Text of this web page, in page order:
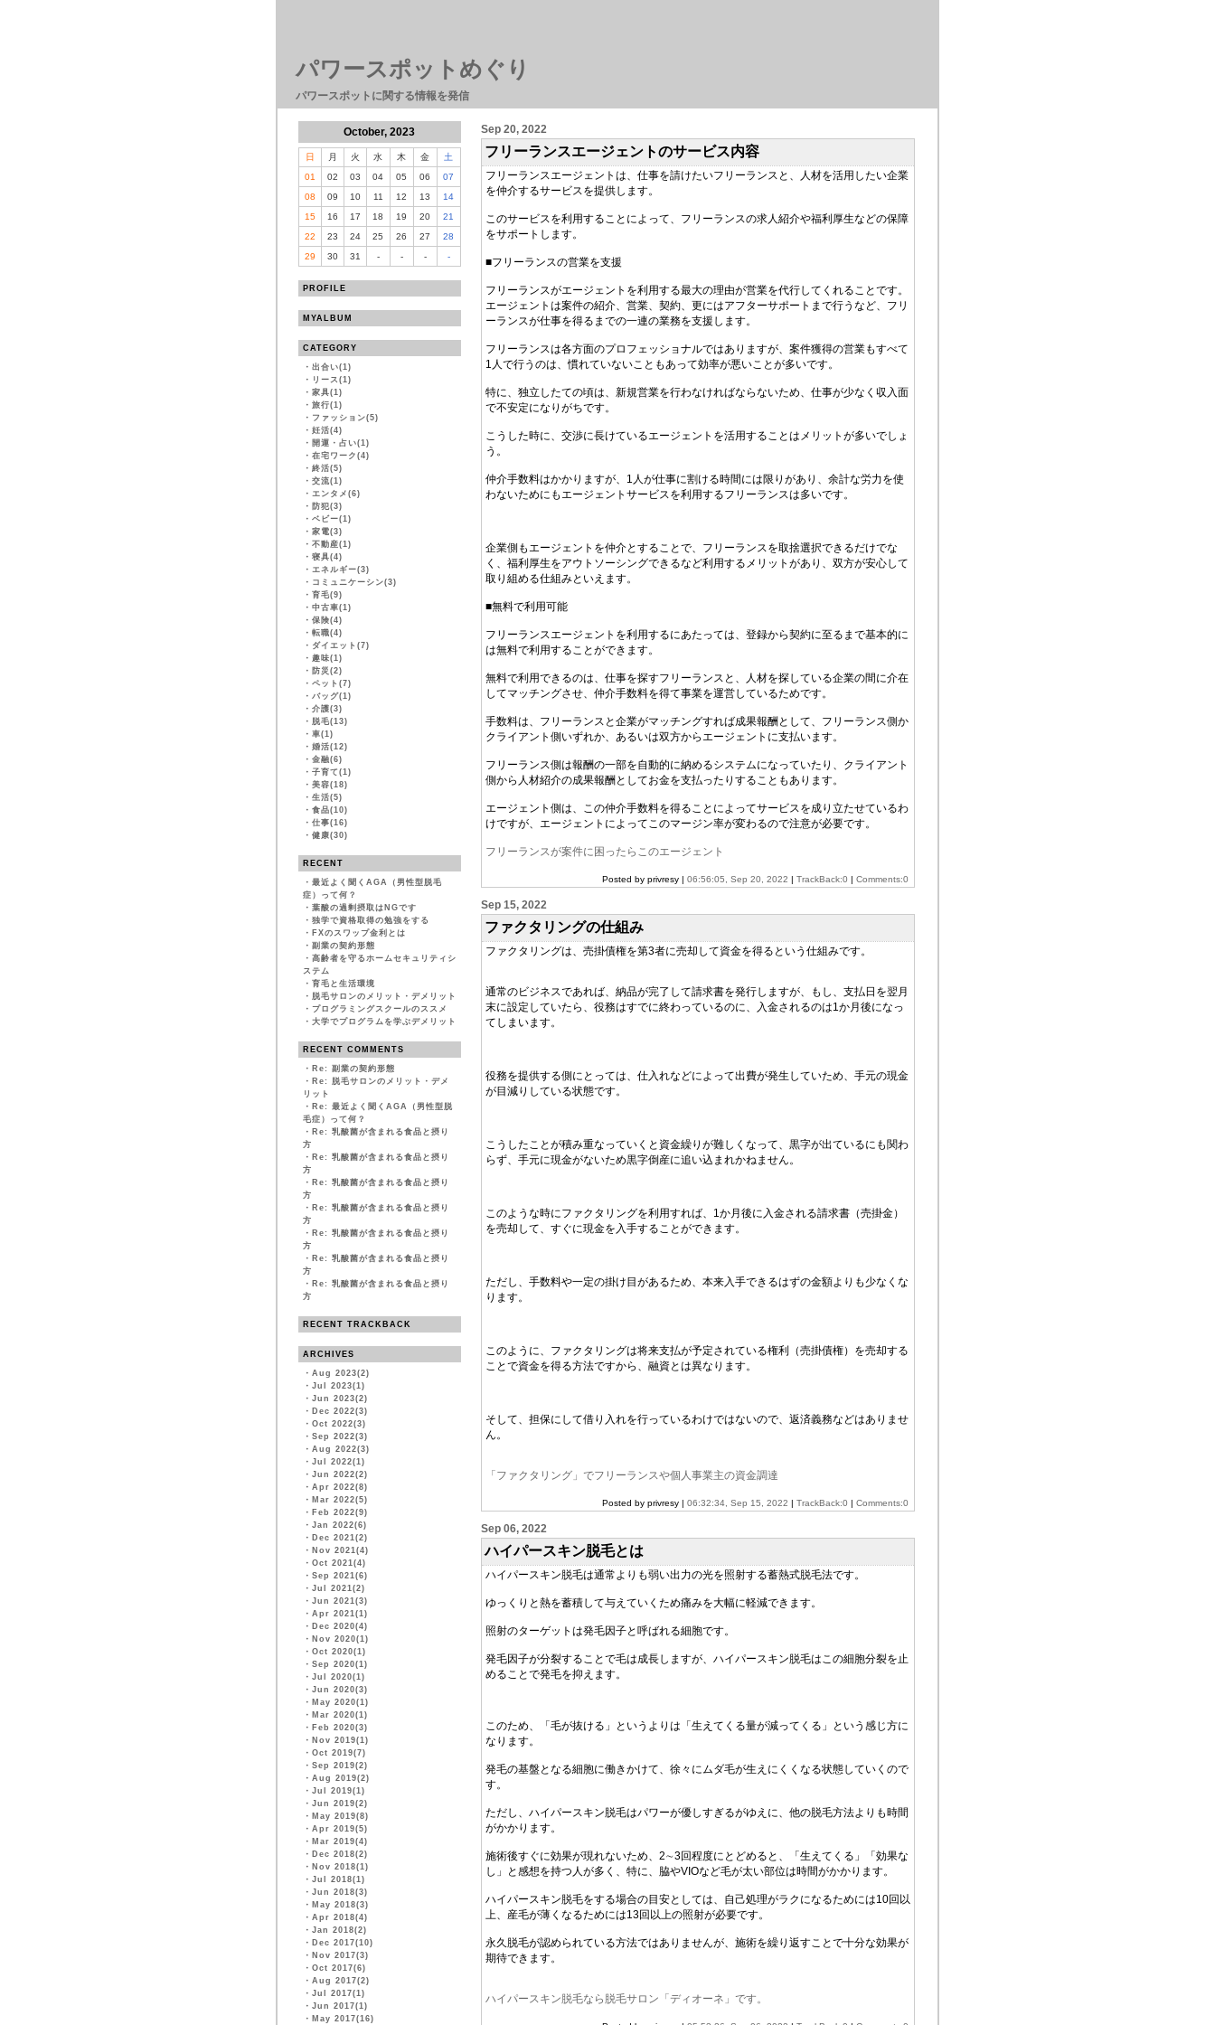
パワースポットめぐり
パワースポットに関する情報を発信
October, 2023
日 月 火 水 木 金
土
01
02 03 04 05 06
07
08
09 10 11 12 13
14
15
16 17 18 19 20
21
22
23 24 25 26 27
28
29
30 31 - - - -
PROFILE
MYALBUM
CATEGORY
・ 出合い(1)
・ リース(1)
・ 家具(1)
・ 旅行(1)
・ ファッション(5)
・ 妊活(4)
・ 開運・占い(1)
・ 在宅ワーク(4)
・ 終活(5)
・ 交流(1)
・ エンタメ(6)
・ 防犯(3)
・ ベビー(1)
・ 家電(3)
・ 不動産(1)
・ 寝具(4)
・ エネルギー(3)
・ コミュニケーシン(3)
・ 育毛(9)
・ 中古車(1)
・ 保険(4)
・ 転職(4)
・ ダイエット(7)
・ 趣味(1)
・ 防災(2)
・ ペット(7)
・ バッグ(1)
・ 介護(3)
・ 脱毛(13)
・ 車(1)
・ 婚活(12)
・ 金融(6)
・ 子育て(1)
・ 美容(18)
・ 生活(5)
・ 食品(10)
・ 仕事(16)
・ 健康(30)
RECENT
・ 最近よく聞くAGA（男性型脱毛
症）って何？
・ 葉酸の過剰摂取はNGです
・ 独学で資格取得の勉強をする
・ FXのスワップ金利とは
・ 副業の契約形態
・ 高齢者を守るホームセキュリティシ
ステム
・ 育毛と生活環境
・ 脱毛サロンのメリット・デメリット
・ プログラミングスクールのススメ
・ 大学でプログラムを学ぶデメリット
RECENT COMMENTS
・ Re: 副業の契約形態
・ Re: 脱毛サロンのメリット・デメ
リット
・ Re: 最近よく聞くAGA（男性型脱
毛症）って何？
・ Re: 乳酸菌が含まれる食品と摂り
方
・ Re: 乳酸菌が含まれる食品と摂り
方
・ Re: 乳酸菌が含まれる食品と摂り
方
・ Re: 乳酸菌が含まれる食品と摂り
方
・ Re: 乳酸菌が含まれる食品と摂り
方
・ Re: 乳酸菌が含まれる食品と摂り
方
・ Re: 乳酸菌が含まれる食品と摂り
方
RECENT TRACKBACK
ARCHIVES
・ Aug 2023(2)
・ Jul 2023(1)
・ Jun 2023(2)
・ Dec 2022(3)
・ Oct 2022(3)
・ Sep 2022(3)
・ Aug 2022(3)
・ Jul 2022(1)
・ Jun 2022(2)
・ Apr 2022(8)
・ Mar 2022(5)
・ Feb 2022(9)
・ Jan 2022(6)
・ Dec 2021(2)
・ Nov 2021(4)
・ Oct 2021(4)
・ Sep 2021(6)
・ Jul 2021(2)
・ Jun 2021(3)
・ Apr 2021(1)
・ Dec 2020(4)
・ Nov 2020(1)
・ Oct 2020(1)
・ Sep 2020(1)
・ Jul 2020(1)
・ Jun 2020(3)
・ May 2020(1)
・ Mar 2020(1)
・ Feb 2020(3)
・ Nov 2019(1)
・ Oct 2019(7)
・ Sep 2019(2)
・ Aug 2019(2)
・ Jul 2019(1)
・ Jun 2019(2)
・ May 2019(8)
・ Apr 2019(5)
・ Mar 2019(4)
・ Dec 2018(2)
・ Nov 2018(1)
・ Jul 2018(1)
・ Jun 2018(3)
・ May 2018(3)
・ Apr 2018(4)
・ Jan 2018(2)
・ Dec 2017(10)
・ Nov 2017(3)
・ Oct 2017(6)
・ Aug 2017(2)
・ Jul 2017(1)
・ Jun 2017(1)
・ May 2017(16)
Sep 20, 2022
フリーランスエージェントのサービス内容
フリーランスエージェントは、仕事を請けたいフリーランスと、人材を活用したい企業
を仲介するサービスを提供します。
このサービスを利用することによって、フリーランスの求人紹介や福利厚生などの保障
をサポートします。
■フリーランスの営業を支援
フリーランスがエージェントを利用する最大の理由が営業を代行してくれることです。
エージェントは案件の紹介、営業、契約、更にはアフターサポートまで行うなど、フリ
ーランスが仕事を得るまでの一連の業務を支援します。
フリーランスは各方面のプロフェッショナルではありますが、案件獲得の営業もすべて
1人で行うのは、慣れていないこともあって効率が悪いことが多いです。
特に、独立したての頃は、新規営業を行わなければならないため、仕事が少なく収入面
で不安定になりがちです。
こうした時に、交渉に長けているエージェントを活用することはメリットが多いでしょ
う。
仲介手数料はかかりますが、1人が仕事に割ける時間には限りがあり、余計な労力を使
わないためにもエージェントサービスを利用するフリーランスは多いです。
企業側もエージェントを仲介とすることで、フリーランスを取捨選択できるだけでな
く、福利厚生をアウトソーシングできるなど利用するメリットがあり、双方が安心して
取り組める仕組みといえます。
■無料で利用可能
フリーランスエージェントを利用するにあたっては、登録から契約に至るまで基本的に
は無料で利用することができます。
無料で利用できるのは、仕事を探すフリーランスと、人材を探している企業の間に介在
してマッチングさせ、仲介手数料を得て事業を運営しているためです。
手数料は、フリーランスと企業がマッチングすれば成果報酬として、フリーランス側か
クライアント側いずれか、あるいは双方からエージェントに支払います。
フリーランス側は報酬の一部を自動的に納めるシステムになっていたり、クライアント
側から人材紹介の成果報酬としてお金を支払ったりすることもあります。
エージェント側は、この仲介手数料を得ることによってサービスを成り立たせているわ
けですが、エージェントによってこのマージン率が変わるので注意が必要です。
フリーランスが案件に困ったらこのエージェント
Posted by privresy | 06:56:05, Sep 20, 2022 | TrackBack:0 | Comments:0
Sep 15, 2022
ファクタリングの仕組み
ファクタリングは、売掛債権を第3者に売却して資金を得るという仕組みです。
通常のビジネスであれば、納品が完了して請求書を発行しますが、もし、支払日を翌月
末に設定していたら、役務はすでに終わっているのに、入金されるのは1か月後になっ
てしまいます。
役務を提供する側にとっては、仕入れなどによって出費が発生していため、手元の現金
が目減りしている状態です。
こうしたことが積み重なっていくと資金繰りが難しくなって、黒字が出ているにも関わ
らず、手元に現金がないため黒字倒産に追い込まれかねません。
このような時にファクタリングを利用すれば、1か月後に入金される請求書（売掛金）
を売却して、すぐに現金を入手することができます。
ただし、手数料や一定の掛け目があるため、本来入手できるはずの金額よりも少なくな
ります。
このように、ファクタリングは将来支払が予定されている権利（売掛債権）を売却する
ことで資金を得る方法ですから、融資とは異なります。
そして、担保にして借り入れを行っているわけではないので、返済義務などはありませ
ん。
「ファクタリング」でフリーランスや個人事業主の資金調達
Posted by privresy | 06:32:34, Sep 15, 2022 | TrackBack:0 | Comments:0
Sep 06, 2022
ハイパースキン脱毛とは
ハイパースキン脱毛は通常よりも弱い出力の光を照射する蓄熱式脱毛法です。
ゆっくりと熱を蓄積して与えていくため痛みを大幅に軽減できます。
照射のターゲットは発毛因子と呼ばれる細胞です。
発毛因子が分裂することで毛は成長しますが、ハイパースキン脱毛はこの細胞分裂を止
めることで発毛を抑えます。
このため、「毛が抜ける」というよりは「生えてくる量が減ってくる」という感じ方に
なります。
発毛の基盤となる細胞に働きかけて、徐々にムダ毛が生えにくくなる状態していくので
す。
ただし、ハイパースキン脱毛はパワーが優しすぎるがゆえに、他の脱毛方法よりも時間
がかかります。
施術後すぐに効果が現れないため、2∼3回程度にとどめると、「生えてくる」「効果な
し」と感想を持つ人が多く、特に、脇やVIOなど毛が太い部位は時間がかかります。
ハイパースキン脱毛をする場合の目安としては、自己処理がラクになるためには10回以
上、産毛が薄くなるためには13回以上の照射が必要です。
永久脱毛が認められている方法ではありませんが、施術を繰り返すことで十分な効果が
期待できます。
ハイパースキン脱毛なら脱毛サロン「ディオーネ」です。